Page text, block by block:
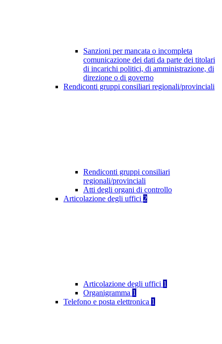
Sanzioni per mancata o incompleta
comunicazione dei dati da parte dei titolari
di incarichi politici, di amministrazione, di
direzione o di governo
Rendiconti gruppi consiliari regionali/provinciali
Rendiconti gruppi consiliari
regionali/provinciali
Atti degli organi di controllo
Articolazione degli uffici 2
Articolazione degli uffici 1
Organigramma 1
Telefono e posta elettronica 1